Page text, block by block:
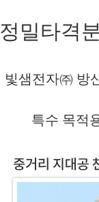
정밀타격
빛샘전자㈜ 방
특수 목적